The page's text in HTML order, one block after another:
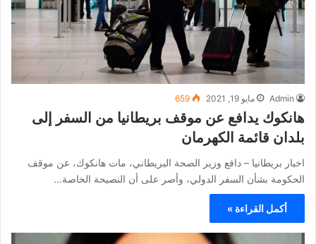
Admin مايو 19, 2021 659
هانكوك يدافع عن موقف بريطانيا من السفر إلى
بلدان قائمة الكهرمان
اخبار بريطانيا – دافع وزير الصحة البريطاني، مات هانكوك، عن موقف
الحكومة بشأن السفر الدولي، وأصر على أن النصيحة الخاصة…
أكمل القراءة »